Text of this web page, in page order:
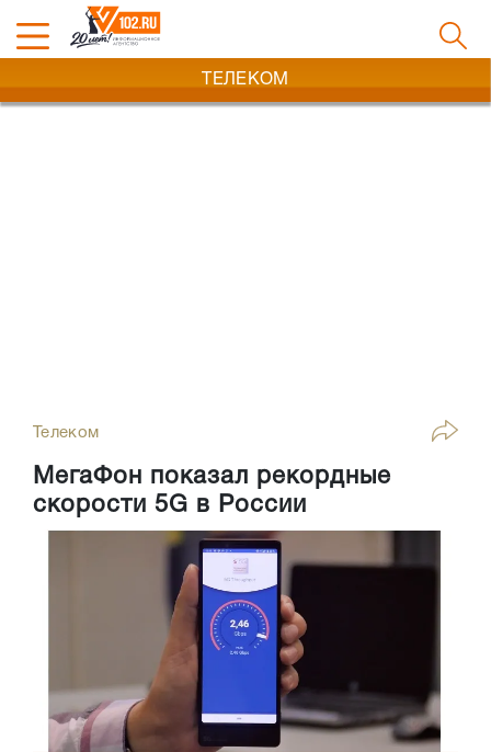
ТЕЛЕКОМ
Телеком
МегаФон показал рекордные
скорости 5G в России